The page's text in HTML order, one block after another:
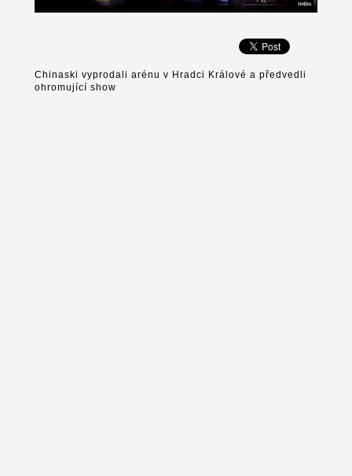
Chinaski vyprodali arénu v Hradci Králové a předvedli
ohromující show